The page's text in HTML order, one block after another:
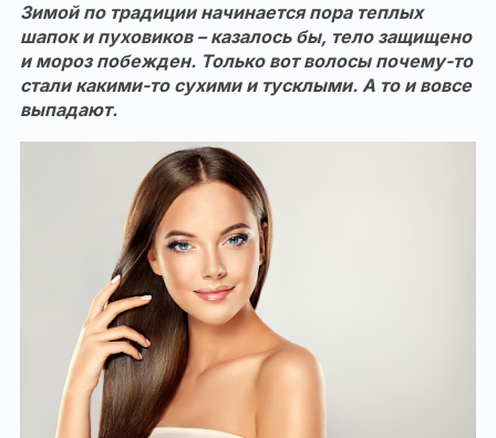
Зимой по традиции начинается пора теплых
шапок и пуховиков – казалось бы, тело защищено
и мороз побежден. Только вот волосы почему-то
стали какими-то сухими и тусклыми. А то и вовсе
выпадают.